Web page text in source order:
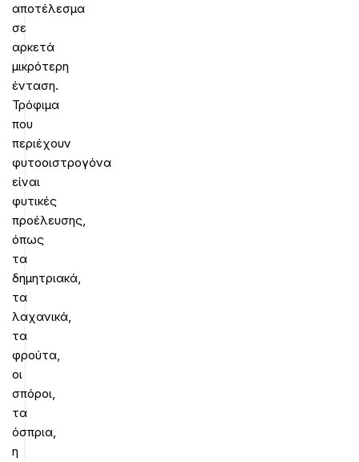
αποτέλεσμα
σε
αρκετά
μικρότερη
ένταση.
Τρόφιμα
που
περιέχουν
φυτοοιστρογόνα
είναι
φυτικές
προέλευσης,
όπως
τα
δημητριακά,
τα
λαχανικά,
τα
φρούτα,
οι
σπόροι,
τα
όσπρια,
η